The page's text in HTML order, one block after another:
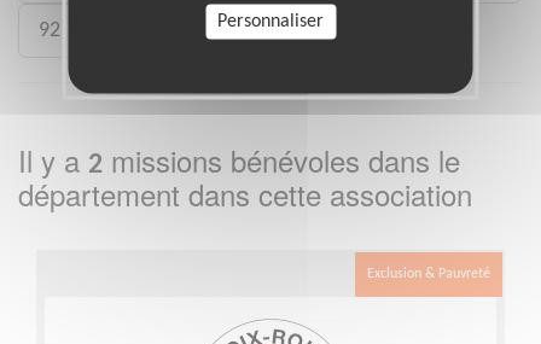
92
Il y a 2 missions bénévoles dans le
département dans cette association
Exclusion & Pauvreté
Personnaliser